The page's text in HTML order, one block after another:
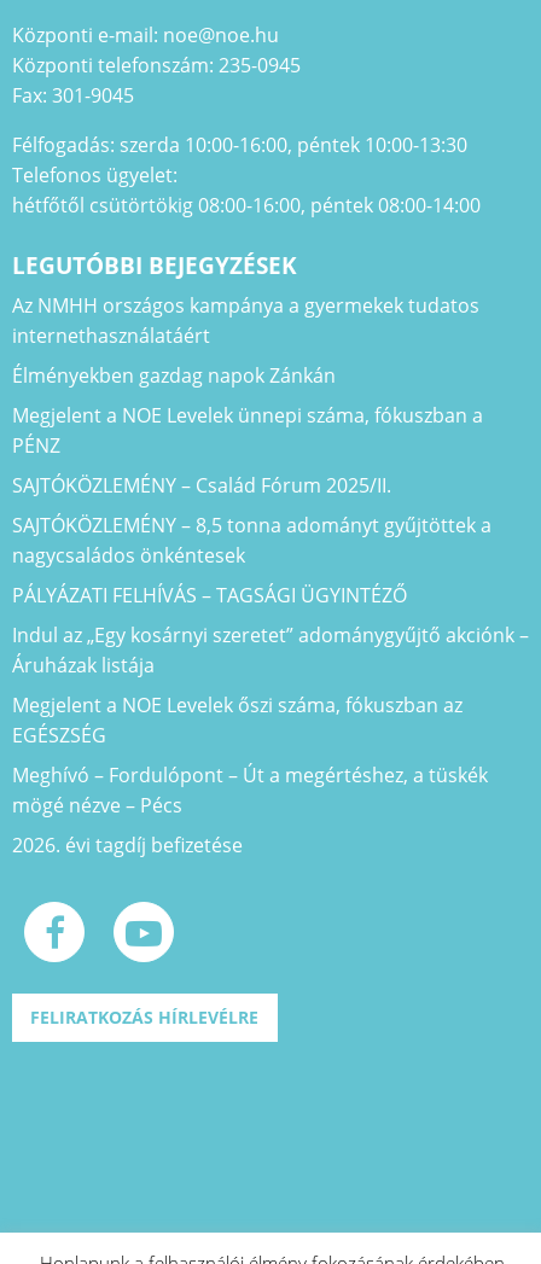
Központi e-mail: noe@noe.hu
Központi telefonszám: 235-0945
Fax: 301-9045
Félfogadás: szerda 10:00-16:00, péntek 10:00-13:30
Telefonos ügyelet:
hétfőtől csütörtökig 08:00-16:00, péntek 08:00-14:00
LEGUTÓBBI BEJEGYZÉSEK
Az NMHH országos kampánya a gyermekek tudatos
internethasználatáért
Élményekben gazdag napok Zánkán
Megjelent a NOE Levelek ünnepi száma, fókuszban a
PÉNZ
SAJTÓKÖZLEMÉNY – Család Fórum 2025/II.
SAJTÓKÖZLEMÉNY – 8,5 tonna adományt gyűjtöttek a
nagycsaládos önkéntesek
PÁLYÁZATI FELHÍVÁS – TAGSÁGI ÜGYINTÉZŐ
Indul az „Egy kosárnyi szeretet” adománygyűjtő akciónk –
Áruházak listája
Megjelent a NOE Levelek őszi száma, fókuszban az
EGÉSZSÉG
Meghívó – Fordulópont – Út a megértéshez, a tüskék
mögé nézve – Pécs
2026. évi tagdíj befizetése
FELIRATKOZÁS HÍRLEVÉLRE